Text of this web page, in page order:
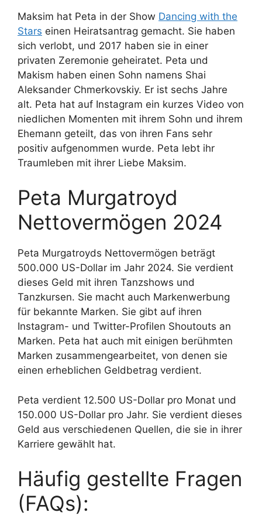
Maksim hat Peta in der Show Dancing with the
Stars einen Heiratsantrag gemacht. Sie haben
sich verlobt, und 2017 haben sie in einer
privaten Zeremonie geheiratet. Peta und
Makism haben einen Sohn namens Shai
Aleksander Chmerkovskiy. Er ist sechs Jahre
alt. Peta hat auf Instagram ein kurzes Video von
niedlichen Momenten mit ihrem Sohn und ihrem
Ehemann geteilt, das von ihren Fans sehr
positiv aufgenommen wurde. Peta lebt ihr
Traumleben mit ihrer Liebe Maksim.
Peta Murgatroyd
Nettovermögen 2024
Peta Murgatroyds Nettovermögen beträgt
500.000 US-Dollar im Jahr 2024. Sie verdient
dieses Geld mit ihren Tanzshows und
Tanzkursen. Sie macht auch Markenwerbung
für bekannte Marken. Sie gibt auf ihren
Instagram- und Twitter-Profilen Shoutouts an
Marken. Peta hat auch mit einigen berühmten
Marken zusammengearbeitet, von denen sie
einen erheblichen Geldbetrag verdient.
Peta verdient 12.500 US-Dollar pro Monat und
150.000 US-Dollar pro Jahr. Sie verdient dieses
Geld aus verschiedenen Quellen, die sie in ihrer
Karriere gewählt hat.
Häufig gestellte Fragen
(FAQs):